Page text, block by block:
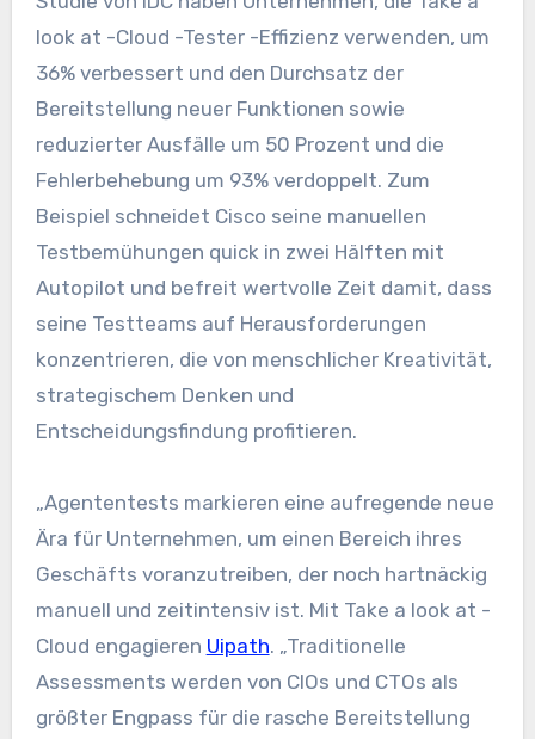
look at -Cloud -Tester -Effizienz verwenden, um
36% verbessert und den Durchsatz der
Bereitstellung neuer Funktionen sowie
reduzierter Ausfälle um 50 Prozent und die
Fehlerbehebung um 93% verdoppelt. Zum
Beispiel schneidet Cisco seine manuellen
Testbemühungen quick in zwei Hälften mit
Autopilot und befreit wertvolle Zeit damit, dass
seine Testteams auf Herausforderungen
konzentrieren, die von menschlicher Kreativität,
strategischem Denken und
Entscheidungsfindung profitieren.
„Agententests markieren eine aufregende neue
Ära für Unternehmen, um einen Bereich ihres
Geschäfts voranzutreiben, der noch hartnäckig
manuell und zeitintensiv ist. Mit Take a look at -
Cloud engagieren Uipath. „Traditionelle
Assessments werden von CIOs und CTOs als
größter Engpass für die rasche Bereitstellung